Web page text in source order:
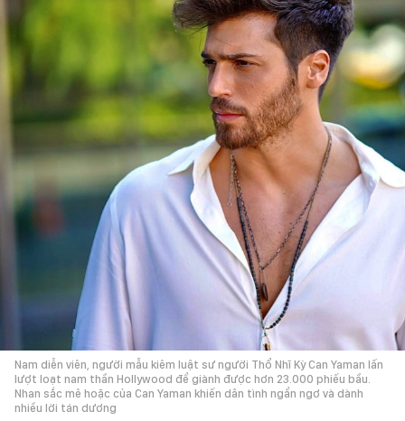
Nam diễn viên, người mẫu kiêm luật sư người Thổ Nhĩ Kỳ Can Yaman lấn
lượt loạt nam thần Hollywood để giành được hơn 23.000 phiếu bầu.
Nhan sắc mê hoặc của Can Yaman khiến dân tình ngẩn ngơ và dành
nhiều lời tán dương